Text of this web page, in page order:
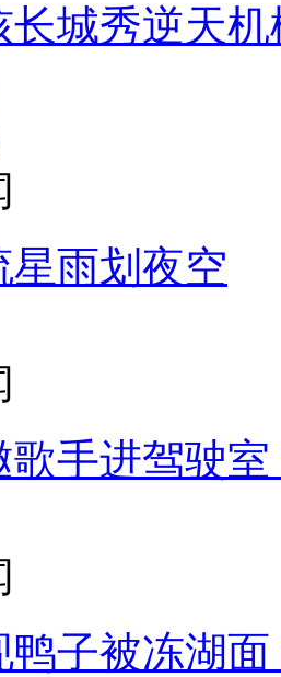
长城秀逆天机
星雨划夜空
歌手进驾驶
鸭子被冻湖